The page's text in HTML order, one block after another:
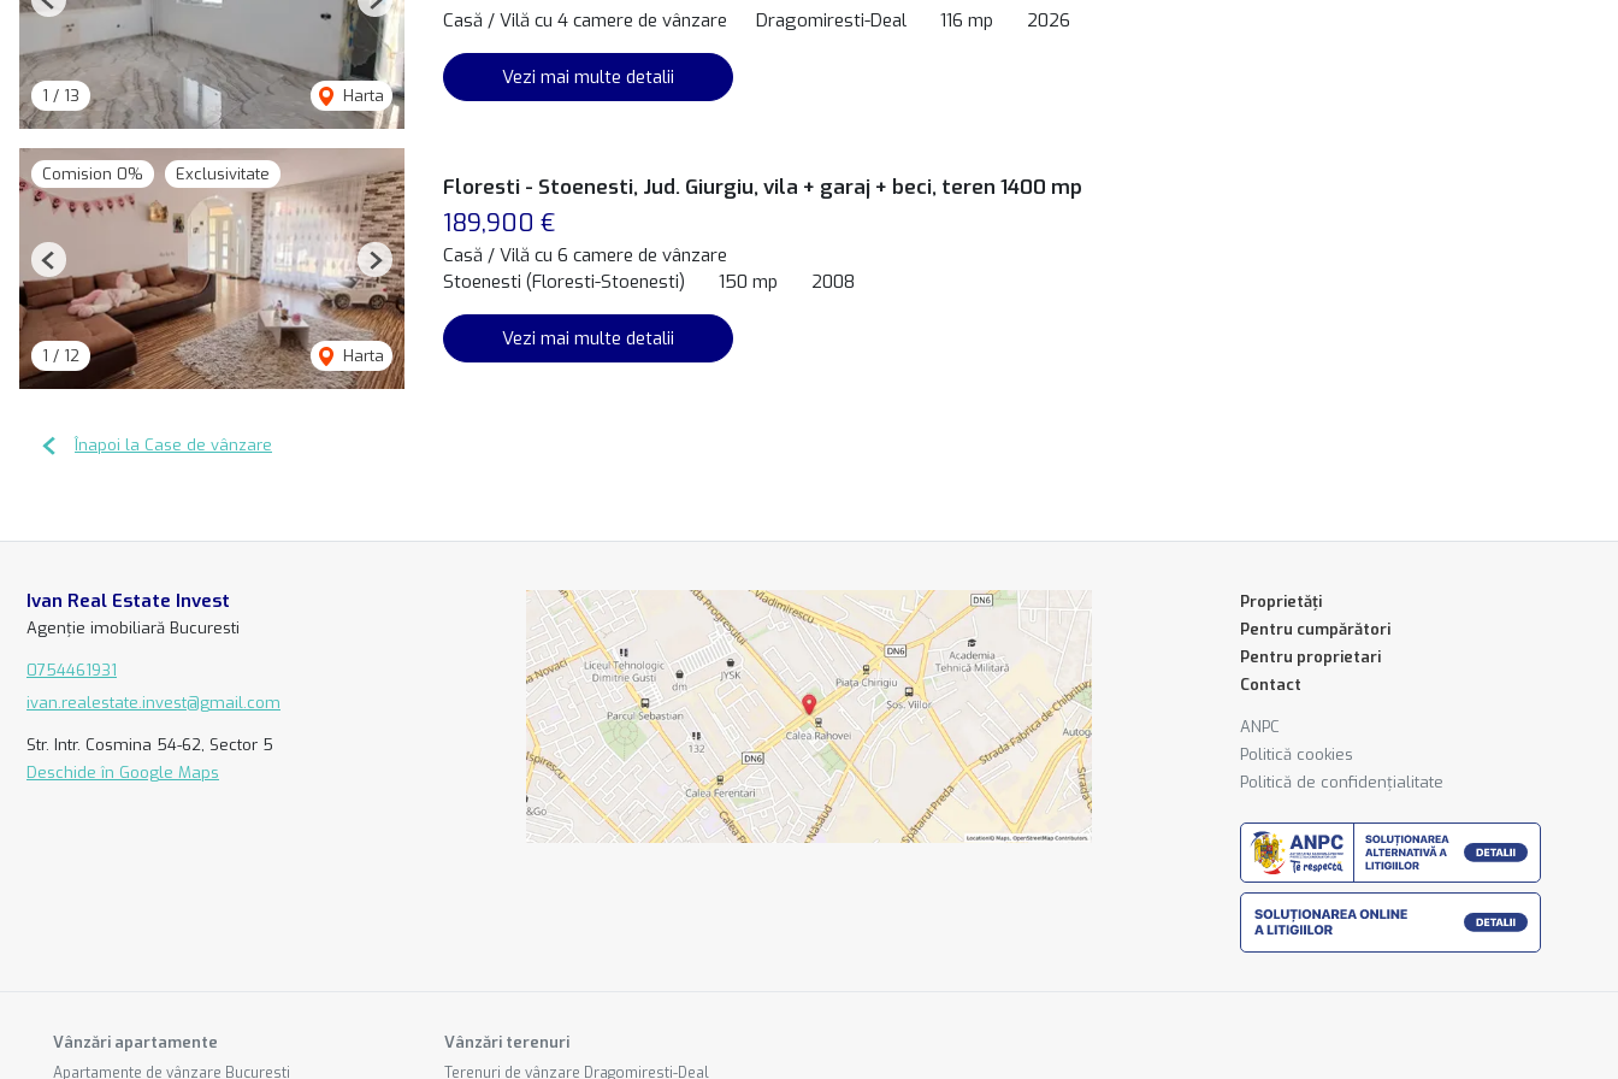
1 / 13 Harta
Previous Next Casă / Vilă cu 4 camere de vânzare Dragomiresti-Deal 116 mp 2026
Vezi mai multe detalii
Comision 0% Exclusivitate
1 / 12 Harta
Previous Next
Floresti - Stoenesti, Jud. Giurgiu, vila + garaj + beci, teren 1400 mp
189,900 €
Casă / Vilă cu 6 camere de vânzare
Stoenesti (Floresti-Stoenesti)
150 mp 2008
Vezi mai multe detalii
Înapoi la Case de vânzare
Ivan Real Estate Invest
Agenție imobiliară Bucuresti
0754461931
ivan.realestate.invest@gmail.com
Str. Intr. Cosmina 54-62, Sector 5
Deschide în Google Maps
Proprietăți
Pentru cumpărători
Pentru proprietari
Contact
ANPC
Politică cookies
Politică de confidențialitate
Vânzări apartamente
Apartamente de vânzare Bucuresti
Vânzări terenuri
Terenuri de vânzare Dragomiresti-Deal